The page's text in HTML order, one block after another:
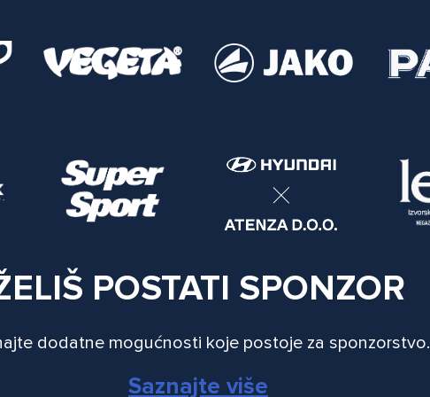
POSTATI SPONZOR
dodatne mogućnosti koje postoje za sponzorstvo.
Saznajte više